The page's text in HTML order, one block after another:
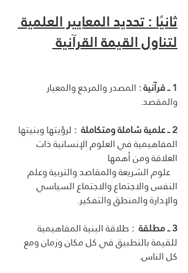
ثانيًا : تحديد المعايير العلمية
لتناول القيمة القرآنية
1 ــ قرآنية : المصدر والمرجع والمعيار
والمقصد.
2 ــ علمية شاملة ومتكاملة  :
لرؤيتها وبنيتها
المفاهيمية في العلوم الإنسانية ذات
العلاقة ومن أهمها
   علوم الشريعة والمقاصد والتربية وعلم
النفس والاجتماع والاجتماع السياسي
والإدارة والمنطق والتفكير.
3 ــ مطلقة
: طلاقة البنية المفاهيمية
للقيمة بالتطبيق في كل مكان وزمان ومع
كل الناس.